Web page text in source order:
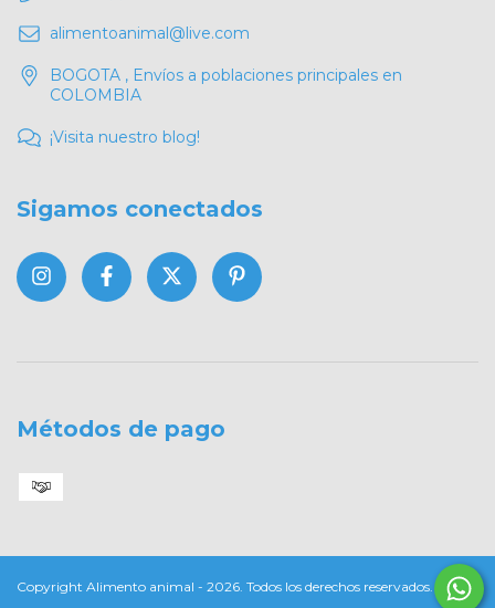
alimentoanimal@live.com
BOGOTA , Envíos a poblaciones principales en
COLOMBIA
¡Visita nuestro blog!
Sigamos conectados
Métodos de pago
Copyright Alimento animal - 2026. Todos los derechos reservados.